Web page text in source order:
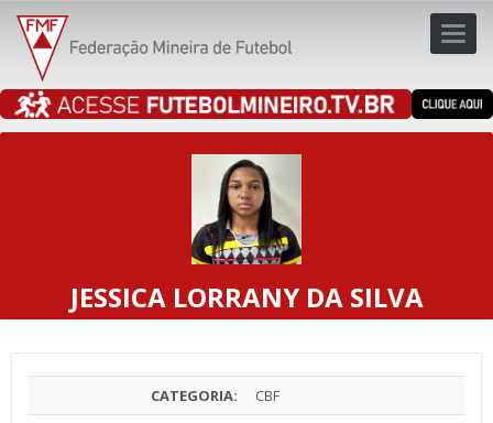
JESSICA LORRANY DA SILVA
CATEGORIA:
CBF